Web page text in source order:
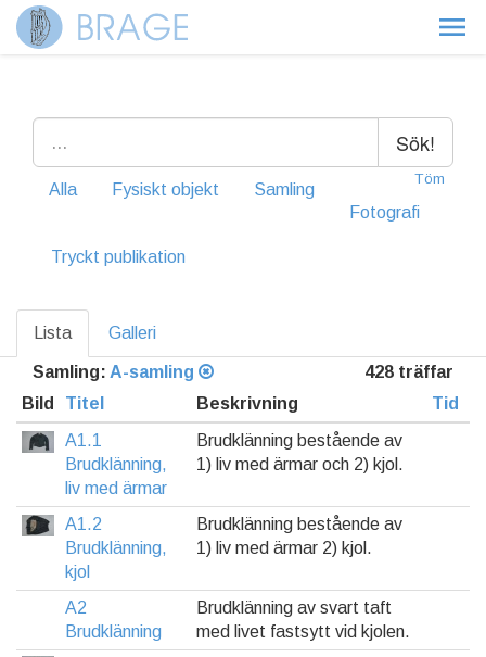
Sök!
Töm
Alla Fysiskt objekt
Samling
Fotografi
Tryckt publikation
Lista Galleri
Samling: A-samling
428 träffar
Bild
Titel Beskrivning
Tid
A1.1
Brudklänning,
liv med ärmar
Brudklänning bestående av
1) liv med ärmar och 2) kjol.
A1.2
Brudklänning,
kjol
Brudklänning bestående av
1) liv med ärmar 2) kjol.
A2
Brudklänning
Brudklänning av svart taft
med livet fastsytt vid kjolen.